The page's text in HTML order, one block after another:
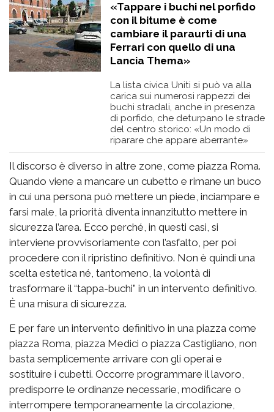
«Tappare i buchi nel porfido
con il bitume è come
cambiare il paraurti di una
Ferrari con quello di una
Lancia Thema»
La lista civica Uniti si può va alla
carica sui numerosi rappezzi dei
buchi stradali, anche in presenza
di porfido, che deturpano le strade
del centro storico: «Un modo di
riparare che appare aberrante»
Il discorso è diverso in altre zone, come piazza Roma.
Quando viene a mancare un cubetto e rimane un buco
in cui una persona può mettere un piede, inciampare e
farsi male, la priorità diventa innanzitutto mettere in
sicurezza l’area. Ecco perché, in questi casi, si
interviene provvisoriamente con l’asfalto, per poi
procedere con il ripristino definitivo. Non è quindi una
scelta estetica né, tantomeno, la volontà di
trasformare il “tappa-buchi” in un intervento definitivo.
È una misura di sicurezza.
E per fare un intervento definitivo in una piazza come
piazza Roma, piazza Medici o piazza Castigliano, non
basta semplicemente arrivare con gli operai e
sostituire i cubetti. Occorre programmare il lavoro,
predisporre le ordinanze necessarie, modificare o
interrompere temporaneamente la circolazione,